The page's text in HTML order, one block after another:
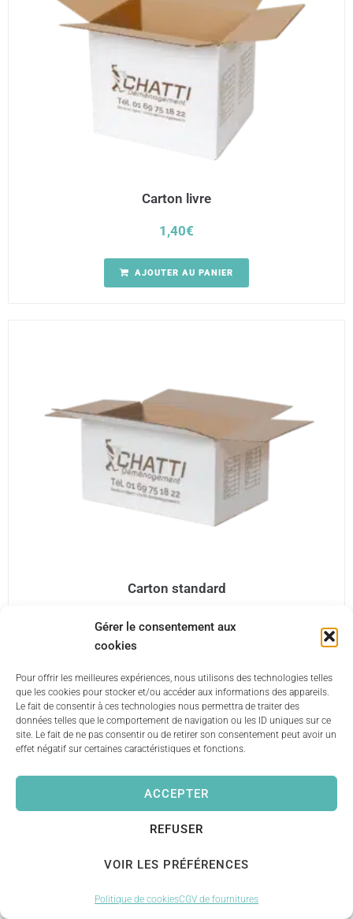
Gérer le consentement aux
cookies
Pour offrir les meilleures expériences, nous utilisons des technologies telles
que les cookies pour stocker et/ou accéder aux informations des appareils.
Le fait de consentir à ces technologies nous permettra de traiter des
données telles que le comportement de navigation ou les ID uniques sur ce
site. Le fait de ne pas consentir ou de retirer son consentement peut avoir un
effet négatif sur certaines caractéristiques et fonctions.
ACCEPTER
REFUSER
VOIR LES PRÉFÉRENCES
Politique de cookiesCGV de fournitures
Carton livre
1,40€
AJOUTER AU PANIER
Carton standard
2,20€